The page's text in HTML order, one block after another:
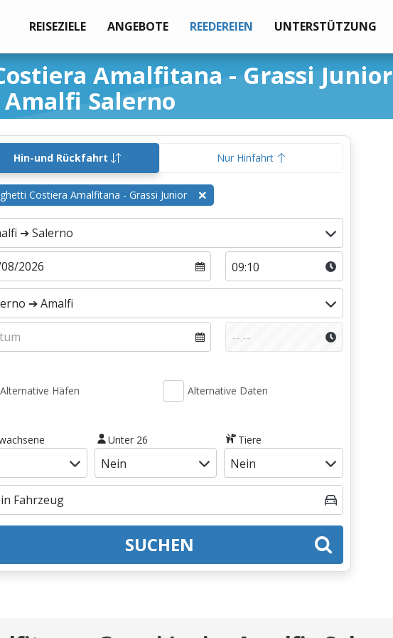
REISEZIELE ANGEBOTE REEDEREIEN UNTERSTÜTZUNG
Amalfitana - Grassi Junior
Amalfi Salerno
Hin-und Rückfahrt Nur Hinfahrt
Costiera Amalfitana - Grassi Junior
Alternative Häfen Alternative Daten
Unter 26 Tiere
SUCHEN